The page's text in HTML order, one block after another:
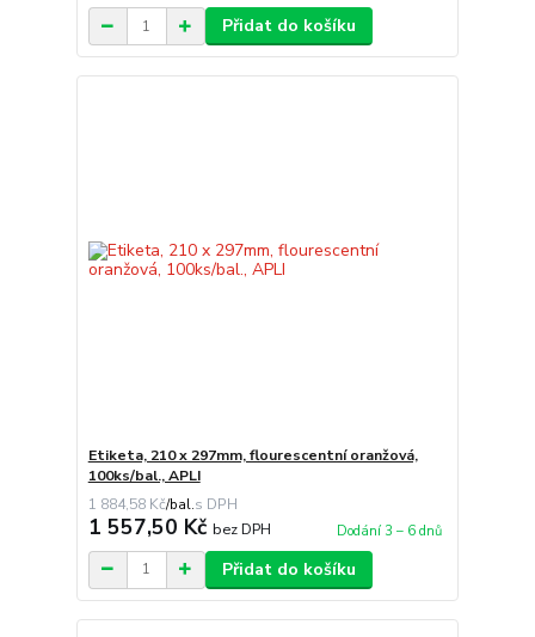
Přidat do košíku
Etiketa, 210 x 297mm, flourescentní oranžová,
100ks/bal., APLI
1 884,58 Kč/bal.
1 557,50 Kč bez DPH Dodání 3 – 6 dnů
Přidat do košíku